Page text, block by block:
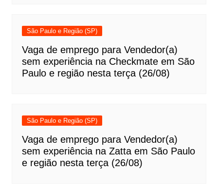
São Paulo e Região (SP)
Vaga de emprego para Vendedor(a)
sem experiência na Checkmate em São
Paulo e região nesta terça (26/08)
São Paulo e Região (SP)
Vaga de emprego para Vendedor(a)
sem experiência na Zatta em São Paulo
e região nesta terça (26/08)